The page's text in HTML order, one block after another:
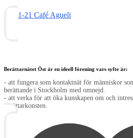
09-01-21 Café Agueli
Berättarnätet Öst är en ideell förening vars syfte är:
- att fungera som kontaktnät för människor
berättande i Stockholm med omnejd.
- att verka för att öka kunskapen om och
berättarkonsten.